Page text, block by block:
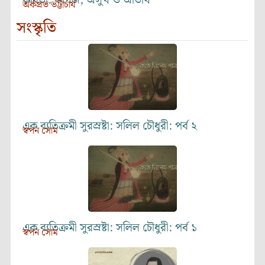
অর্কপ্রভ ভট্টাচার্য
সংস্কৃতি
এক ব্যতিক্রমী সুরস্রষ্টা: সলিল চৌধুরী: পর্ব ২
স্বপন সোম
এক ব্যতিক্রমী সুরস্রষ্টা: সলিল চৌধুরী: পর্ব ১
স্বপন সোম